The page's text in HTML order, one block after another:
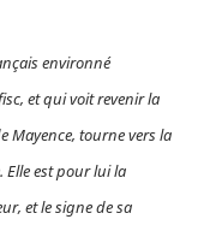
environné
et qui voit revenir la
Mayence, tourne vers la
Elle est pour lui la
et le signe de sa